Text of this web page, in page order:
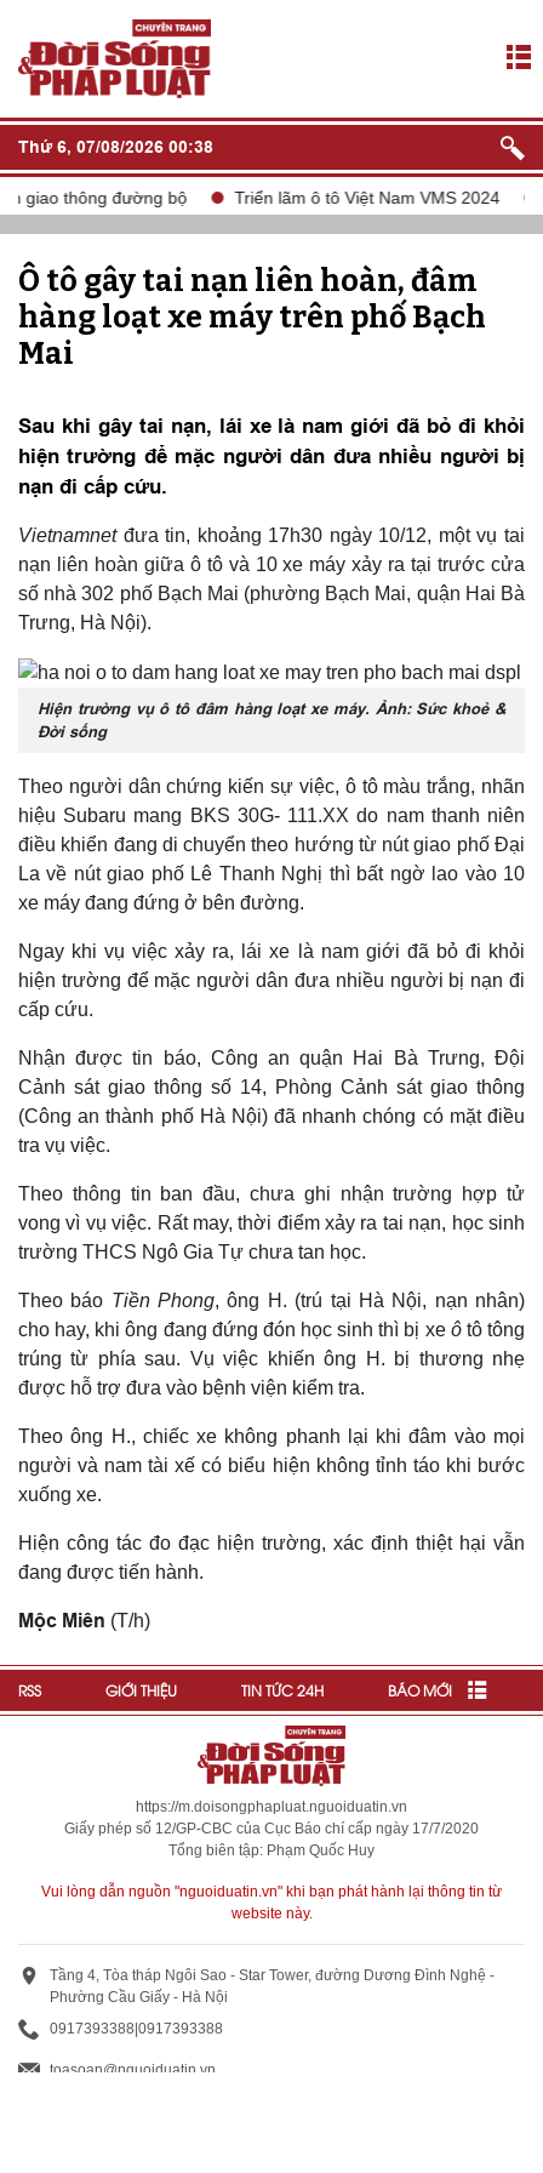
Thứ 6, 07/08/2026 00:38
giao thông đường bộ Triển lãm ô tô Việt Nam VMS 2024
Ô tô gây tai nạn liên hoàn, đâm
hàng loạt xe máy trên phố Bạch
Mai
Sau khi gây tai nạn, lái xe là nam giới đã bỏ đi khỏi
hiện trường để mặc người dân đưa nhiều người bị
nạn đi cấp cứu.
Vietnamnetđưa tin, khoảng 17h30 ngày 10/12, một vụ tai
nạn liên hoàn giữa ô tô và 10 xe máy xảy ra tại trước cửa
số nhà 302 phố Bạch Mai (phường Bạch Mai, quận Hai Bà
Trưng, Hà Nội).
Hiện trường vụ ô tô đâm hàng loạt xe máy. Ảnh: Sức khoẻ &
Đời sống
Theo người dân chứng kiến sự việc, ô tô màu trắng, nhãn
hiệu Subaru mang BKS 30G- 111.XX do nam thanh niên
điều khiển đang di chuyển theo hướng từ nút giao phố Đại
La về nút giao phố Lê Thanh Nghị thì bất ngờ lao vào 10
xe máy đang đứng ở bên đường.
Ngay khi vụ việc xảy ra, lái xe là nam giới đã bỏ đi khỏi
hiện trường để mặc người dân đưa nhiều người bị nạn đi
cấp cứu.
Nhận được tin báo, Công an quận Hai Bà Trưng, Đội
Cảnh sát giao thông số 14, Phòng Cảnh sát giao thông
(Công an thành phố Hà Nội) đã nhanh chóng có mặt điều
tra vụ việc.
Theo thông tin ban đầu, chưa ghi nhận trường hợp tử
vong vì vụ việc. Rất may, thời điểm xảy ra tai nạn, học sinh
trường THCS Ngô Gia Tự chưa tan học.
Theo báo Tiền Phong, ông H. (trú tại Hà Nội, nạn nhân)
cho hay, khi ông đang đứng đón học sinh thì bị xe ôtô tông
trúng từ phía sau. Vụ việc khiến ông H. bị thương nhẹ
được hỗ trợ đưa vào bệnh viện kiểm tra.
Theo ông H., chiếc xe không phanh lại khi đâm vào mọi
người và nam tài xế có biểu hiện không tỉnh táo khi bước
xuống xe.
Hiện công tác đo đạc hiện trường, xác định thiệt hại vẫn
đang được tiến hành.
Mộc Miên (T/h)
RSS GIỚI THIỆU TIN TỨC 24H BÁO MỚI
https://m.doisongphapluat.nguoiduatin.vn
Giấy phép số 12/GP-CBC của Cục Báo chí cấp ngày 17/7/2020
Tổng biên tập: Phạm Quốc Huy
Vui lòng dẫn nguồn "nguoiduatin.vn" khi bạn phát hành lại thông tin từ
website này.
Tầng 4, Tòa tháp Ngôi Sao - Star Tower, đường Dương Đình Nghệ -
Phường Cầu Giấy - Hà Nội
0917393388|0917393388
toasoan@nguoiduatin.vn